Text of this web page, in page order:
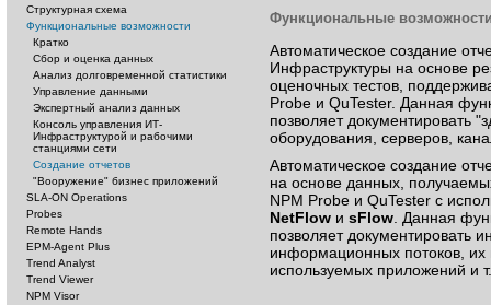
Структурная схема
Функциональные возможности
Кратко
Сбор и оценка данных
Анализ долговременной статистики
Управление данными
Экспертный анализ данных
Консоль управления ИТ-
Инфраструктурой и рабочими
станциями сети
Создание отчетов
"Вооружение" бизнес приложений
SLA-ON Operations
Probes
Remote Hands
EPM-Agent Plus
Trend Analyst
Trend Viewer
NPM Visor
Функциональные
Автоматическое создание
Инфраструктуры на основе
оценочных тестов,
Probe и QuTester. Данная
позволяет документировать
оборудования, серверов,
Автоматическое создание
на основе данных,
NPM Probe и QuTester с
NetFlow и sFlow . Данная
позволяет документировать
информационных потоков, их
используемых приложений и